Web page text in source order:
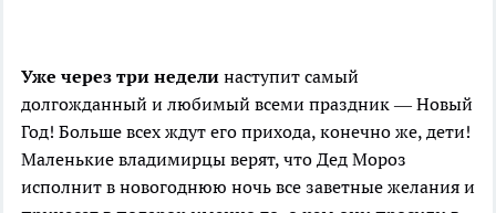
Уже через три недели наступит самый
долгожданный и любимый всеми праздник — Новый
Год! Больше всех ждут его прихода, конечно же, дети!
Маленькие владимирцы верят, что Дед Мороз
исполнит в новогоднюю ночь все заветные желания и